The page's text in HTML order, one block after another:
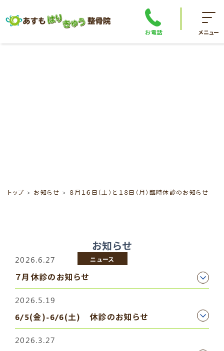
お電話 メニュー
トップ お知らせ ８月１６日（土）と１８日（月）臨時休診のお知らせ
お知らせ
2026.6.27 ニュース
７月休診のお知らせ
2026.5.19
6/5(金)-6/6(土) 休診のお知らせ
2026.3.27